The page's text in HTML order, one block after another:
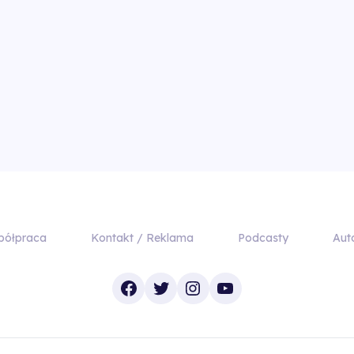
Kontakt / Reklama Podcasty
Facebook
TwitterInstagram
YouTube